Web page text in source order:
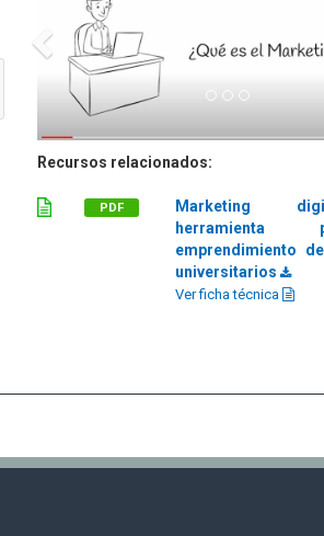
Recursos relacionados:
PDF
Marketing
emprendimiento
universitarios
Ver ficha técnica